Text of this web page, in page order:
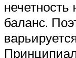
нечетность
баланс.